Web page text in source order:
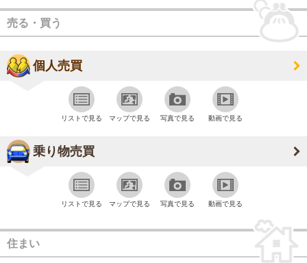
売る・買う
個人売買
リストで見る マップで見る 写真で見る 動画で見る
乗り物売買
リストで見る マップで見る 写真で見る 動画で見る
住まい